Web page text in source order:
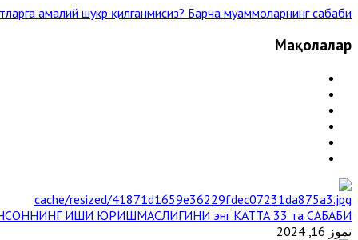
амалий шукр қилганмисиз? Барча муаммоларнинг сабаби »
Мақолалар
ИШИ ЮРИШМАСЛИГИНИ энг КАТТА 33 та САБАБИ
تموز 16, 2024